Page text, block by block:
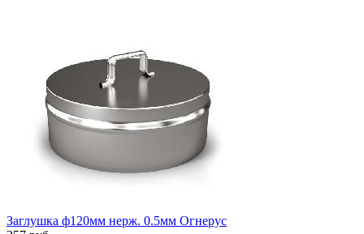
Заглушка ф120мм нерж. 0.5мм Огнерус